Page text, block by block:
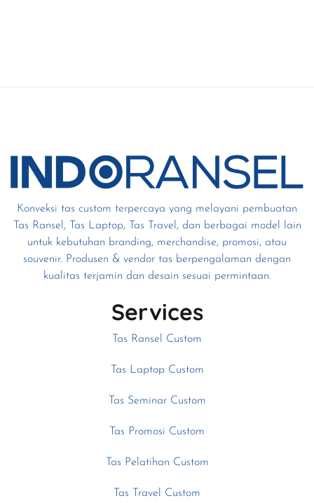
Konveksi tas custom terpercaya yang melayani pembuatan
Tas Ransel, Tas Laptop, Tas Travel, dan berbagai model lain
untuk kebutuhan branding, merchandise, promosi, atau
souvenir. Produsen & vendor tas berpengalaman dengan
kualitas terjamin dan desain sesuai permintaan.
Services
Tas Ransel Custom
Tas Laptop Custom
Tas Seminar Custom
Tas Promosi Custom
Tas Pelatihan Custom
Tas Travel Custom